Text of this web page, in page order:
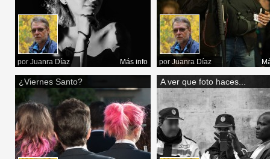
por Juanra Díaz Más info por Juanra Díaz
¿Viernes Santo? A ver que foto haces...